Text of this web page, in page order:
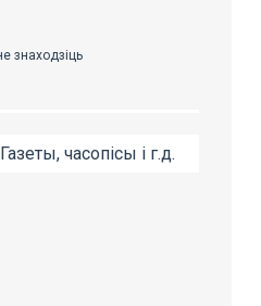
Газеты, часопісы і г.д.